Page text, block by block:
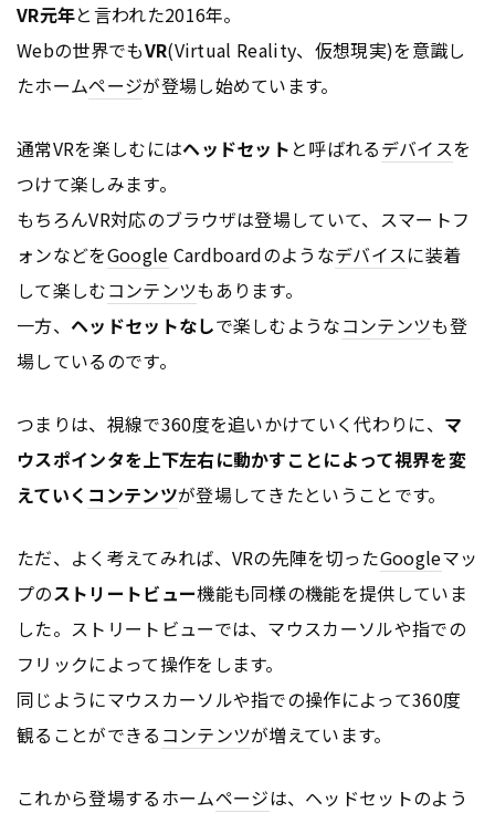
VR元年と言われた2016年。
Webの世界でもVR(Virtual Reality、仮想現実)を意識し
たホームページが登場し始めています。
通常VRを楽しむにはヘッドセット と呼ばれるデバイスを
つけて楽しみます。
もちろんVR対応のブラウザは登場していて、スマートフ
ォンなどをGoogle Cardboardのようなデバイスに装着
して楽しむコンテンツもあります。
一方、 ヘッドセットなしで楽しむようなコンテンツも登
場しているのです。
つまりは、視線で360度を追いかけていく代わりに、 マ
ウスポインタを上下左右に動かすことによって視界を変
えていく コンテンツが登場してきたということです。
ただ、よく考えてみれば、VRの先陣を切ったGoogleマッ
プのストリートビュー機能も同様の機能を提供していま
した。ストリートビューでは、マウスカーソルや指での
フリックによって操作をします。
同じようにマウスカーソルや指での操作によって360度
観ることができる コンテンツが増えています。
これから登場するホームページは、ヘッドセットのよう